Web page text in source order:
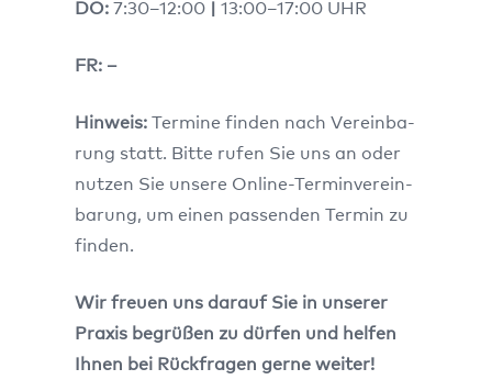
DO:7:30–12:00 | 13:00–17:00 UHR
FR: –
Hin­weis:Ter­mi­ne fin­den nach Ver­ein­ba­
rung statt. Bit­te rufen Sie uns an oder
nut­zen Sie unse­re Online-Ter­min­ver­ein­
ba­rung, um einen pas­sen­den Ter­min zu
fin­den.
Wir freu­en uns dar­auf Sie in unse­rer
Pra­xis begrü­ßen zu dür­fen und hel­fen
Ihnen bei Rück­fra­gen ger­ne wei­ter!